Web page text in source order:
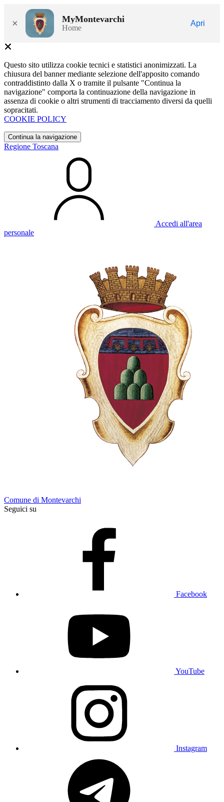
× MyMontevarchi
Home
Apri
Questo sito utilizza cookie tecnici e statistici anonimizzati. La
chiusura del banner mediante selezione dell'apposito comando
contraddistinto dalla X o tramite il pulsante "Continua la
navigazione" comporta la continuazione della navigazione in
assenza di cookie o altri strumenti di tracciamento diversi da quelli
sopracitati.
COOKIE POLICY
Continua la navigazione
Regione Toscana
Accedi all'area
personale
Comune di Montevarchi
Seguici su
Facebook
YouTube
Instagram